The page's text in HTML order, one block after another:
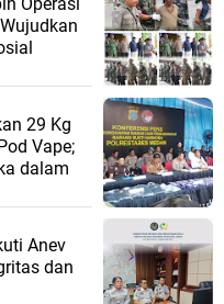
29 Kg
Vape;
dalam
Anev
dan